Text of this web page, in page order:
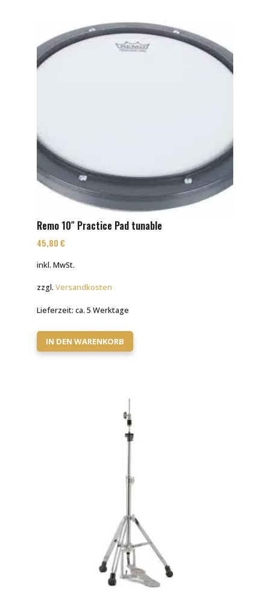
Remo 10″ Practice Pad tunable
45,80 €
inkl. MwSt.
zzgl. Versandkosten
Lieferzeit: ca. 5 Werktage
IN DEN WARENKORB